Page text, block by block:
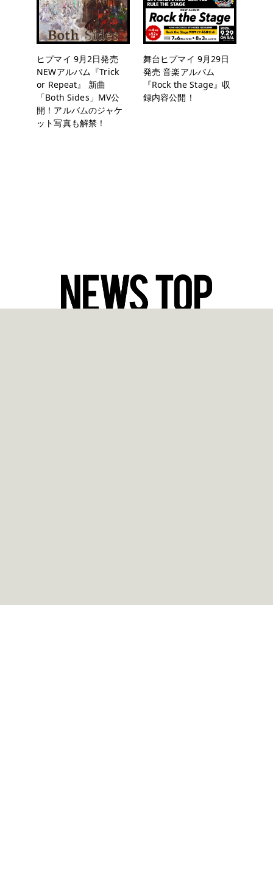
ヒプマイ 9月2日発売
NEWアルバム『Trick
or Repeat』 新曲
「Both Sides」MV公
開！アルバムのジャケ
ット写真も解禁！
舞台ヒプマイ 9月29日
発売 音楽アルバム
『Rock the Stage』収
録内容公開！